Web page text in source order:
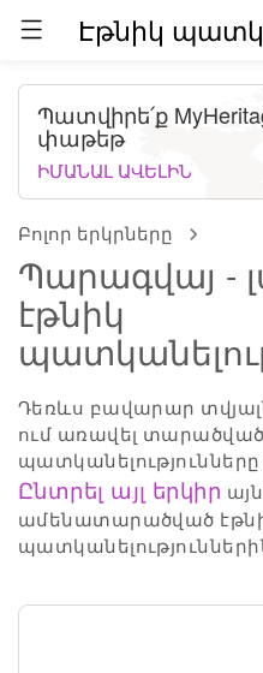
Բոլոր երկրները
Պարագվայ -
էթնիկ
Դեռևս բավարար
ում առավել
Ընտրել այլ երկիր
ամենատարածված
Պատվիրե՛ք
փաթեթ
ԻՄԱՆԱԼ ԱՎԵԼԻՆ